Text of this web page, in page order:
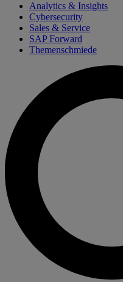
Analytics & Insights
Cybersecurity
Sales & Service
SAP Forward
Themenschmiede